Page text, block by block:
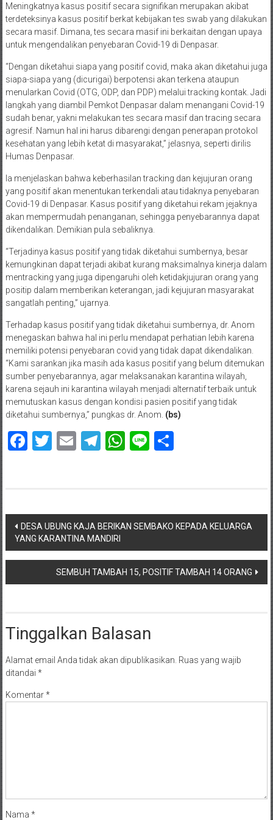
Meningkatnya kasus positif secara signifikan merupakan akibat
terdeteksinya kasus positif berkat kebijakan tes swab yang dilakukan
secara masif. Dimana, tes secara masif ini berkaitan dengan upaya
untuk mengendalikan penyebaran Covid-19 di Denpasar.
“Dengan diketahui siapa yang positif covid, maka akan diketahui juga
siapa-siapa yang (dicurigai) berpotensi akan terkena ataupun
menularkan Covid (OTG, ODP, dan PDP) melalui tracking kontak. Jadi
langkah yang diambil Pemkot Denpasar dalam menangani Covid-19
sudah benar, yakni melakukan tes secara masif dan tracing secara
agresif. Namun hal ini harus dibarengi dengan penerapan protokol
kesehatan yang lebih ketat di masyarakat,” jelasnya, seperti dirilis
Humas Denpasar.
Ia menjelaskan bahwa keberhasilan tracking dan kejujuran orang
yang positif akan menentukan terkendali atau tidaknya penyebaran
Covid-19 di Denpasar. Kasus positif yang diketahui rekam jejaknya
akan mempermudah penanganan, sehingga penyebarannya dapat
dikendalikan. Demikian pula sebaliknya.
“Terjadinya kasus positif yang tidak diketahui sumbernya, besar
kemungkinan dapat terjadi akibat kurang maksimalnya kinerja dalam
mentracking yang juga dipengaruhi oleh ketidakjujuran orang yang
positip dalam memberikan keterangan, jadi kejujuran masyarakat
sangatlah penting,” ujarnya.
Terhadap kasus positif yang tidak diketahui sumbernya, dr. Anom
menegaskan bahwa hal ini perlu mendapat perhatian lebih karena
memiliki potensi penyebaran covid yang tidak dapat dikendalikan.
“Kami sarankan jika masih ada kasus positif yang belum ditemukan
sumber penyebarannya, agar melaksanakan karantina wilayah,
karena sejauh ini karantina wilayah menjadi alternatif terbaik untuk
memutuskan kasus dengan kondisi pasien positif yang tidak
diketahui sumbernya,” pungkas dr. Anom. (bs)
Facebook
Twitter
EmailTelegram
WhatsApp
LineShare
Navigasi
pos
DESA UBUNG KAJA BERIKAN SEMBAKO KEPADA KELUARGA
YANG KARANTINA MANDIRI
SEMBUH TAMBAH 15, POSITIF TAMBAH 14 ORANG
Tinggalkan Balasan
Alamat email Anda tidak akan dipublikasikan. Ruas yang wajib
ditandai *
Komentar*
Nama *